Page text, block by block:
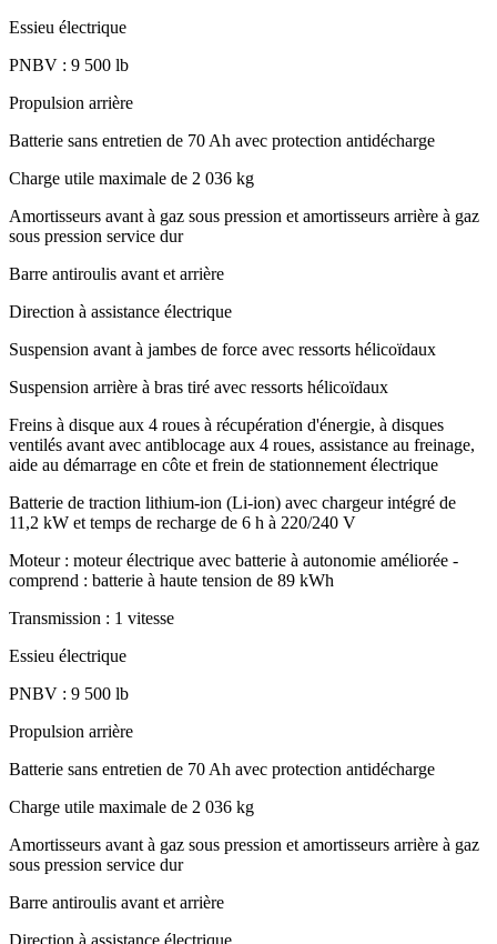
Essieu électrique
PNBV : 9 500 lb
Propulsion arrière
Batterie sans entretien de 70 Ah avec protection antidécharge
Charge utile maximale de 2 036 kg
Amortisseurs avant à gaz sous pression et amortisseurs arrière à gaz
sous pression service dur
Barre antiroulis avant et arrière
Direction à assistance électrique
Suspension avant à jambes de force avec ressorts hélicoïdaux
Suspension arrière à bras tiré avec ressorts hélicoïdaux
Freins à disque aux 4 roues à récupération d'énergie, à disques
ventilés avant avec antiblocage aux 4 roues, assistance au freinage,
aide au démarrage en côte et frein de stationnement électrique
Batterie de traction lithium-ion (Li-ion) avec chargeur intégré de
11,2 kW et temps de recharge de 6 h à 220/240 V
Moteur : moteur électrique avec batterie à autonomie améliorée -
comprend : batterie à haute tension de 89 kWh
Transmission : 1 vitesse
Essieu électrique
PNBV : 9 500 lb
Propulsion arrière
Batterie sans entretien de 70 Ah avec protection antidécharge
Charge utile maximale de 2 036 kg
Amortisseurs avant à gaz sous pression et amortisseurs arrière à gaz
sous pression service dur
Barre antiroulis avant et arrière
Direction à assistance électrique